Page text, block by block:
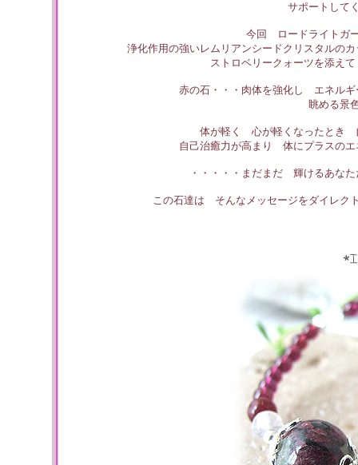
サポートして
今回 ロードライトガ
浄化作用の強いレムリアンシードクリスタル
ストロベリークォーツを添え
赤の石・・・肉体を強化し エネル
眺める景
体が軽く 心が軽くなったとき
自己治癒力が高まり 体にプラスのエ
・・・・・まだまだ 輝けるあな
この石達は そんなメッセージをダイレク